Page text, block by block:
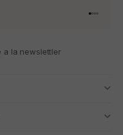
Ir al
Ir al
Ir al
Ir al
a la newslettler